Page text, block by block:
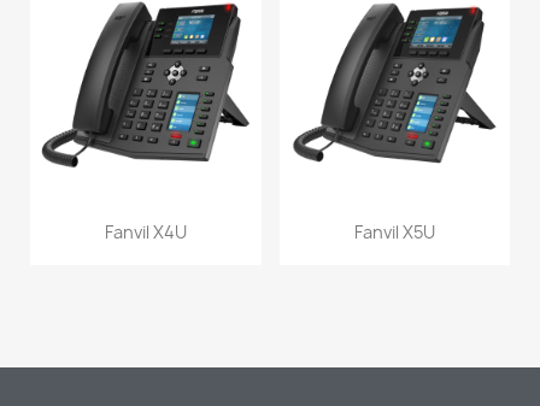
Fanvil X4U Fanvil X5U